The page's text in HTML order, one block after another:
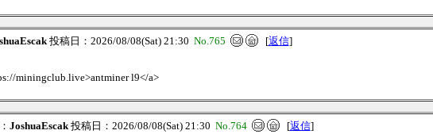
投稿日：2026/08/08(Sat) 21:30 No.765 [返信]
miningclub.live>antminer l9</a>
JoshuaEscak投稿日：2026/08/08(Sat) 21:30 No.764 [返信]